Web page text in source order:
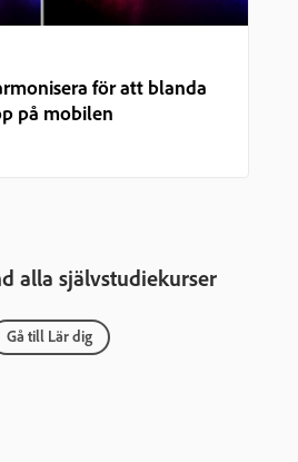
för att blanda
på mobilen
alla självstudiekurser
Gå till Lär dig